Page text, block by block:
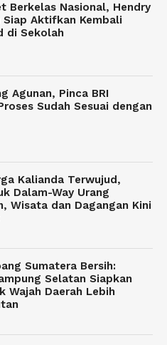
Berkelas Nasional, Hendry
Siap Aktifkan Kembali
di Sekolah
Agunan, Pinca BRI
Sudah Sesuai dengan
Kalianda Terwujud,
Dalam-Way Urang
Wisata dan Dagangan Kini
Sumatera Bersih:
Selatan Siapkan
Wajah Daerah Lebih